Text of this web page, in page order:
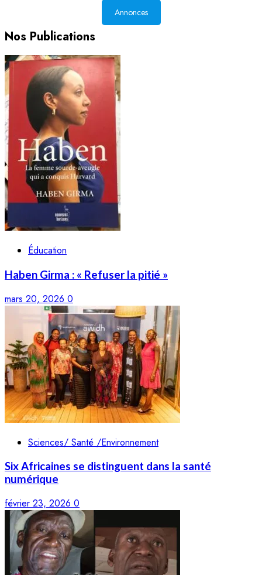
Annonces
Nos Publications
Éducation
Haben Girma : « Refuser la pitié »
mars 20, 2026 0
Sciences/ Santé /Environnement
Six Africaines se distinguent dans la santé
numérique
février 23, 2026 0